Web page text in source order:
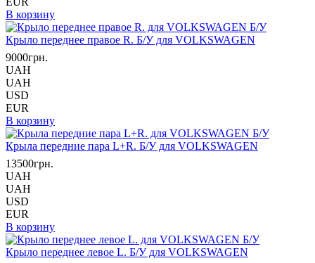
В корзину
Крыло переднее правое R. Б/У для VOLKSWAGEN
9000грн.
UAH
UAH
USD
EUR
В корзину
Крыла передние пара L+R. Б/У для VOLKSWAGEN
13500грн.
UAH
UAH
USD
EUR
В корзину
Крыло переднее левое L. Б/У для VOLKSWAGEN